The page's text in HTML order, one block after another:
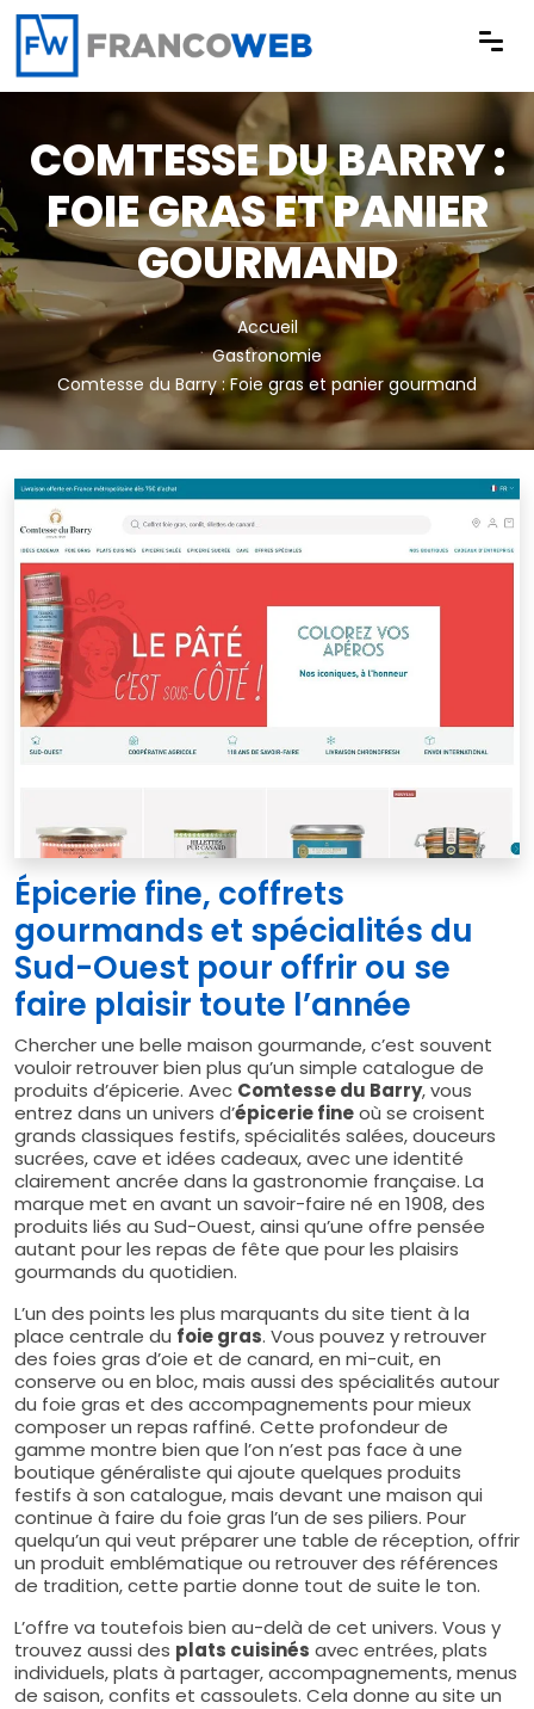
Panneau de gestion des cookies
COMTESSE DU BARRY :
FOIE GRAS ET PANIER
GOURMAND
Accueil
Gastronomie
Comtesse du Barry : Foie gras et panier gourmand
Épicerie fine, coffrets
gourmands et spécialités du
Sud-Ouest pour offrir ou se
faire plaisir toute l’année
Chercher une belle maison gourmande, c’est souvent
vouloir retrouver bien plus qu’un simple catalogue de
produits d’épicerie. Avec Comtesse du Barry, vous
entrez dans un univers d’épicerie fineoù se croisent
grands classiques festifs, spécialités salées, douceurs
sucrées, cave et idées cadeaux, avec une identité
clairement ancrée dans la gastronomie française. La
marque met en avant un savoir-faire né en 1908, des
produits liés au Sud-Ouest, ainsi qu’une offre pensée
autant pour les repas de fête que pour les plaisirs
gourmands du quotidien.
L’un des points les plus marquants du site tient à la
place centrale du foie gras. Vous pouvez y retrouver
des foies gras d’oie et de canard, en mi-cuit, en
conserve ou en bloc, mais aussi des spécialités autour
du foie gras et des accompagnements pour mieux
composer un repas raffiné. Cette profondeur de
gamme montre bien que l’on n’est pas face à une
boutique généraliste qui ajoute quelques produits
festifs à son catalogue, mais devant une maison qui
continue à faire du foie gras l’un de ses piliers. Pour
quelqu’un qui veut préparer une table de réception, offrir
un produit emblématique ou retrouver des références
de tradition, cette partie donne tout de suite le ton.
L’offre va toutefois bien au-delà de cet univers. Vous y
trouvez aussi des plats cuisinés avec entrées, plats
individuels, plats à partager, accompagnements, menus
de saison, confits et cassoulets. Cela donne au site un